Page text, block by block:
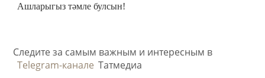
Ашларыгыз тәмле булсын!
Следите за самым важным и интересным в
Telegram-канале Татмедиа